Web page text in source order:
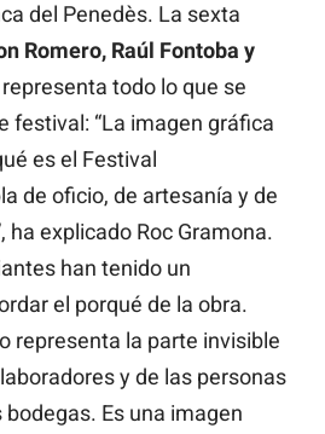
del Penedès. La sexta
Romero, Raúl Fontoba y
todo lo que se
festival: “La imagen gráfica
es el Festival
de oficio, de artesanía y de
ha explicado Roc Gramona.
han tenido un
el porqué de la obra.
representa la parte invisible
y de las personas
Es una imagen